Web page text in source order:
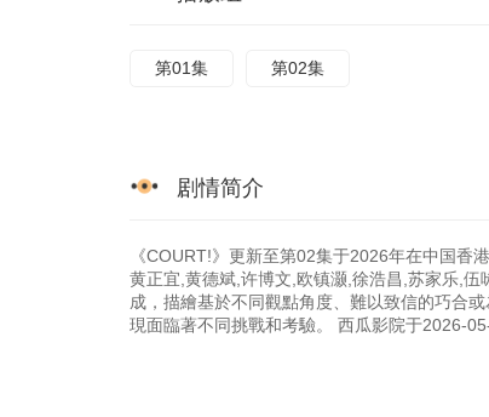
第01集 第02集
剧情简介
《COURT!》更新至第02集于2026年在中国香
黄正宜,黄德斌,许博文,欧镇灏,徐浩昌,苏家乐,
成，描繪基於不同觀點角度、難以致信的巧合
現面臨著不同挑戰和考驗。 西瓜影院于2026-